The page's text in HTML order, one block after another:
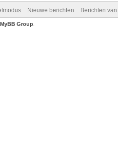
Nieuwe berichten Berichten
MyBB Group